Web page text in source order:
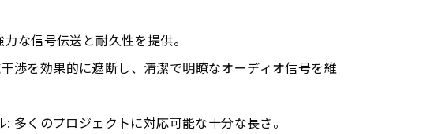
な信号伝送と耐久性を提供。
渉を効果的に遮断し、清潔で明瞭なオーディオ信号を維
多くのプロジェクトに対応可能な十分な長さ。